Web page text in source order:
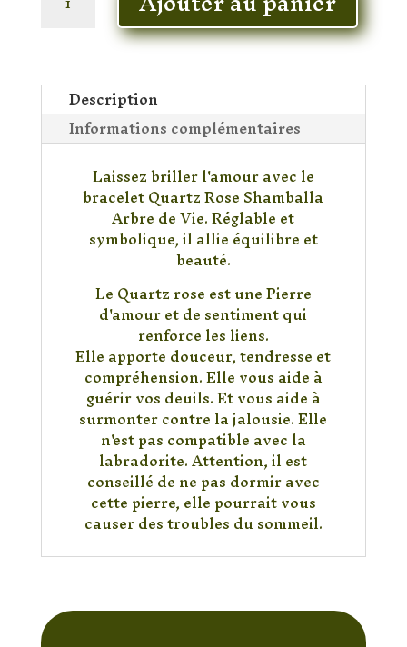
Arbre
de
Vie
Description
Informations complémentaires
Laissez briller l'amour avec le
bracelet Quartz Rose Shamballa
Arbre de Vie. Réglable et
symbolique, il allie équilibre et
beauté.
Le Quartz rose est une Pierre
d'amour et de sentiment qui
renforce les liens.
Elle apporte douceur, tendresse et
compréhension. Elle vous aide à
guérir vos deuils. Et vous aide à
surmonter contre la jalousie. Elle
n'est pas compatible avec la
labradorite. Attention, il est
conseillé de ne pas dormir avec
cette pierre, elle pourrait vous
causer des troubles du sommeil.